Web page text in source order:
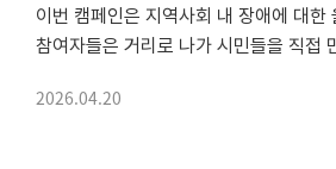
이번 캠페인은 지역사회 내 장애에 대한 올바른 이해를 확산하고, 장애인과 비장애인이 더불
참여자들은 거리로 나가 시민들을 직접
2026.04.20